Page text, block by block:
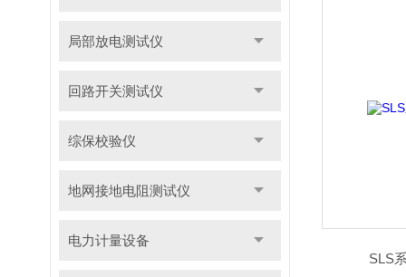
局部放电测试仪
回路开关测试仪
综保校验仪
地网接地电阻测试仪
电力计量设备
SLS